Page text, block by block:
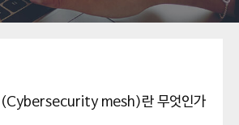
(Cybersecurity mesh)란 무엇인가